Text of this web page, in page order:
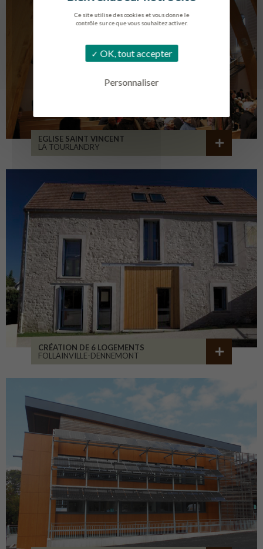
Ce site utilise des cookies et vous donne le
contrôle sur ce que vous souhaitez activer.
OK, tout accepter
Personnaliser
EGLISE SAINT VINCENT
LA TOURLANDRY
CRÉATION DE 6 LOGEMENTS
FOLLAINVILLE-DENNEMONT